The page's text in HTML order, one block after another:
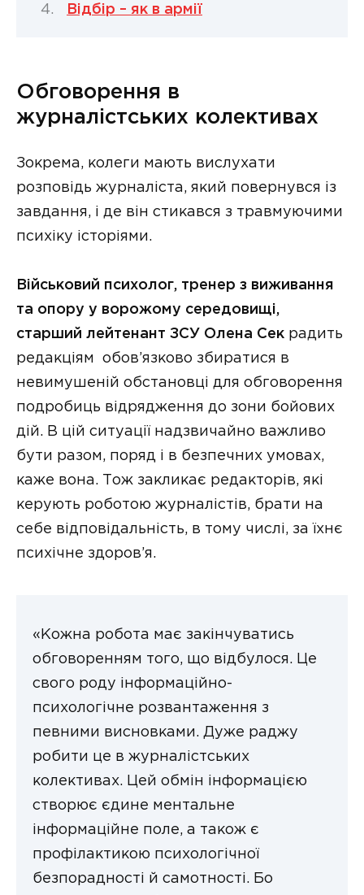
Відбір – як в армії
Обговорення в
журналістських колективах
Зокрема, колеги мають вислухати
розповідь журналіста, який повернувся із
завдання, і де він стикався з травмуючими
психіку історіями.
Військовий психолог, тренер з виживання
та опору у ворожому середовищі,
старший лейтенант ЗСУ Олена Сек радить
редакціям обов’язково збиратися в
невимушеній обстановці для обговорення
подробиць відрядження до зони бойових
дій. В цій ситуації надзвичайно важливо
бути разом, поряд і в безпечних умовах,
каже вона. Тож закликає редакторів, які
керують роботою журналістів, брати на
себе відповідальність, в тому числі, за їхнє
психічне здоров’я.
«Кожна робота має закінчуватись
обговоренням того, що відбулося. Це
свого роду інформаційно-
психологічне розвантаження з
певними висновками. Дуже раджу
робити це в журналістських
колективах. Цей обмін інформацією
створює єдине ментальне
інформаційне поле, а також є
профілактикою психологічної
безпорадності й самотності. Бо